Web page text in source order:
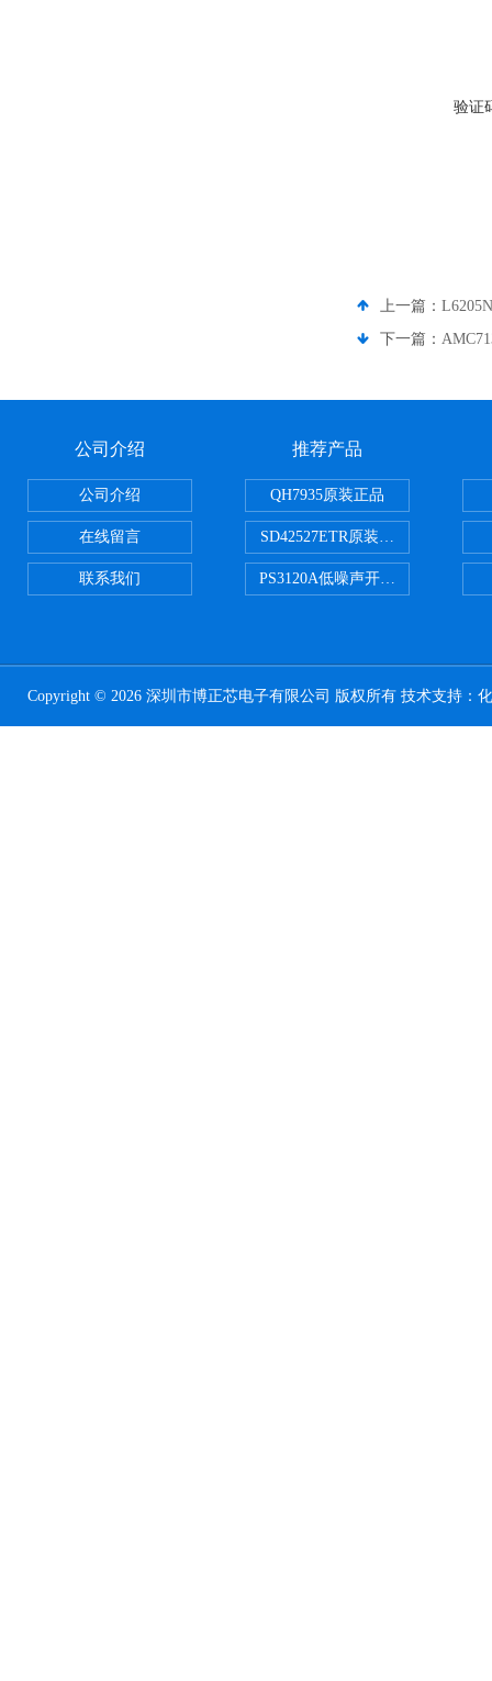
验证
上一篇：
下一篇：
公司介绍
公司介绍
在线留言
联系我们
推荐产品
QH7935原装正品
SD42527ETR原装正品
PS3120A低噪声开关电容器原装正
Copyright © 2026 深圳市博正芯电子有限公司 版权所有 技术支持：